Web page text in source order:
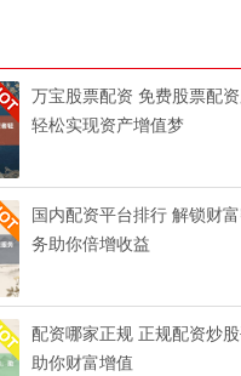
万宝股票配资 免费股票配
轻松实现资产增值梦
国内配资平台排行 解锁财
务助你倍增收益
配资哪家正规 正规配资炒
助你财富增值